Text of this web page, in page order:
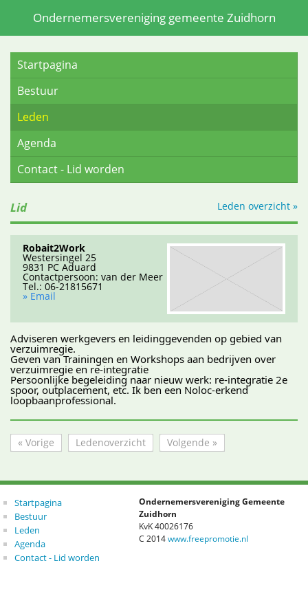
Ondernemersvereniging gemeente Zuidhorn
Startpagina
Bestuur
Leden
Agenda
Contact - Lid worden
Lid Leden overzicht »
Robait2Work
Westersingel 25
9831 PC Aduard
Contactpersoon: van der Meer
Tel.: 06-21815671
» Email
Adviseren werkgevers en leidinggevenden op gebied van
verzuimregie.
Geven van Trainingen en Workshops aan bedrijven over
verzuimregie en re-integratie
Persoonlijke begeleiding naar nieuw werk: re-integratie 2e
spoor, outplacement, etc. Ik ben een Noloc-erkend
loopbaanprofessional.
« Vorige Ledenoverzicht Volgende »
Startpagina
Bestuur
Leden
Agenda
Contact - Lid worden
Ondernemersvereniging Gemeente
Zuidhorn
KvK 40026176
C 2014 www.freepromotie.nl